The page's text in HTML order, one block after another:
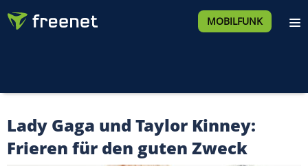
MOBILFUNK
Lady Gaga und Taylor Kinney:
Frieren für den guten Zweck